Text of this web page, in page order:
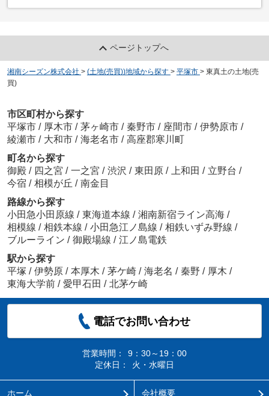
ページトップへ
湘南シーズン株式会社 > (土地(売買))地域から探す > 平塚市 > 東真土の土地(売
買)
市区町村から探す
平塚市 / 厚木市 / 茅ヶ崎市 / 秦野市 / 座間市 / 伊勢原市 /
綾瀬市 / 大和市 / 海老名市 / 高座郡寒川町
町名から探す
御殿 / 四之宮 / 一之宮 / 渋沢 / 東田原 / 上和田 / 立野台 /
今宿 / 相模が丘 / 南金目
路線から探す
小田急小田原線 / 東海道本線 / 湘南新宿ライン高海 /
相模線 / 相鉄本線 / 小田急江ノ島線 / 相鉄いずみ野線 /
ブルーライン / 御殿場線 / 江ノ島電鉄
駅から探す
平塚 / 伊勢原 / 本厚木 / 茅ケ崎 / 海老名 / 秦野 / 厚木 /
東海大学前 / 愛甲石田 / 北茅ケ崎
電話でお問い合わせ
営業時間：
9：30～19：00
定休日：
火・水曜日
ホーム 会社概要